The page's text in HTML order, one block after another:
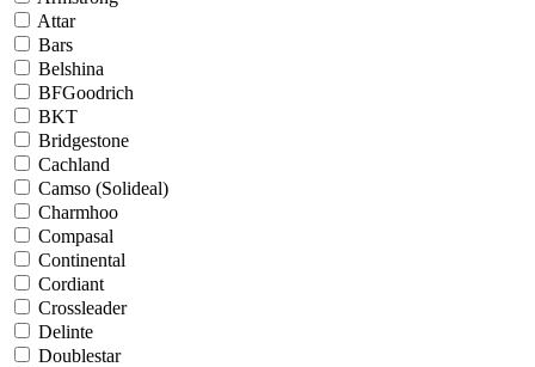
Attar
Bars
Belshina
BFGoodrich
BKT
Bridgestone
Cachland
Camso (Solideal)
Charmhoo
Compasal
Continental
Cordiant
Crossleader
Delinte
Doublestar